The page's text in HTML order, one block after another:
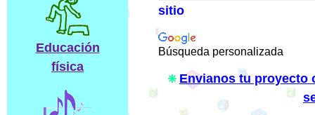
Educación
física
sitio
Búsqueda personalizada
Envianos tu proyecto